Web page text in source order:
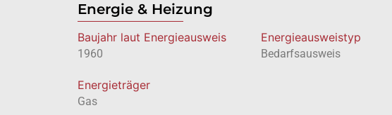
Energie & Heizung
Baujahr laut Energieausweis
1960
Energie­ausweistyp
Bedarfsausweis
Energieträger
Gas